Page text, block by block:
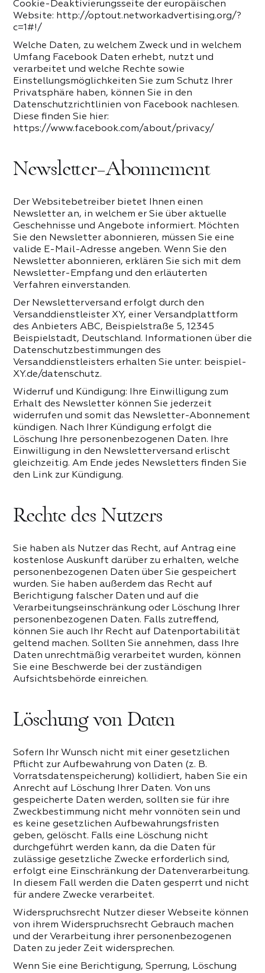
Cookie-Deaktivierungsseite der europäischen
Website: http://optout.networkadvertising.org/?
c=1#!/
Welche Daten, zu welchem Zweck und in welchem
Umfang Facebook Daten erhebt, nutzt und
verarbeitet und welche Rechte sowie
Einstellungsmöglichkeiten Sie zum Schutz Ihrer
Privatsphäre haben, können Sie in den
Datenschutzrichtlinien von Facebook nachlesen.
Diese finden Sie hier:
https://www.facebook.com/about/privacy/
Newsletter-Abonnement
Der Websitebetreiber bietet Ihnen einen
Newsletter an, in welchem er Sie über aktuelle
Geschehnisse und Angebote informiert. Möchten
Sie den Newsletter abonnieren, müssen Sie eine
valide E-Mail-Adresse angeben. Wenn Sie den
Newsletter abonnieren, erklären Sie sich mit dem
Newsletter-Empfang und den erläuterten
Verfahren einverstanden.
Der Newsletterversand erfolgt durch den
Versanddienstleister XY, einer Versandplattform
des Anbieters ABC, Beispielstraße 5, 12345
Beispielstadt, Deutschland. Informationen über die
Datenschutzbestimmungen des
Versanddienstleisters erhalten Sie unter: beispiel-
XY.de/datenschutz.
Widerruf und Kündigung: Ihre Einwilligung zum
Erhalt des Newsletter können Sie jederzeit
widerrufen und somit das Newsletter-Abonnement
kündigen. Nach Ihrer Kündigung erfolgt die
Löschung Ihre personenbezogenen Daten. Ihre
Einwilligung in den Newsletterversand erlischt
gleichzeitig. Am Ende jedes Newsletters finden Sie
den Link zur Kündigung.
Rechte des Nutzers
Sie haben als Nutzer das Recht, auf Antrag eine
kostenlose Auskunft darüber zu erhalten, welche
personenbezogenen Daten über Sie gespeichert
wurden. Sie haben außerdem das Recht auf
Berichtigung falscher Daten und auf die
Verarbeitungseinschränkung oder Löschung Ihrer
personenbezogenen Daten. Falls zutreffend,
können Sie auch Ihr Recht auf Datenportabilität
geltend machen. Sollten Sie annehmen, dass Ihre
Daten unrechtmäßig verarbeitet wurden, können
Sie eine Beschwerde bei der zuständigen
Aufsichtsbehörde einreichen.
Löschung von Daten
Sofern Ihr Wunsch nicht mit einer gesetzlichen
Pflicht zur Aufbewahrung von Daten (z. B.
Vorratsdatenspeicherung) kollidiert, haben Sie ein
Anrecht auf Löschung Ihrer Daten. Von uns
gespeicherte Daten werden, sollten sie für ihre
Zweckbestimmung nicht mehr vonnöten sein und
es keine gesetzlichen Aufbewahrungsfristen
geben, gelöscht. Falls eine Löschung nicht
durchgeführt werden kann, da die Daten für
zulässige gesetzliche Zwecke erforderlich sind,
erfolgt eine Einschränkung der Datenverarbeitung.
In diesem Fall werden die Daten gesperrt und nicht
für andere Zwecke verarbeitet.
Widerspruchsrecht Nutzer dieser Webseite können
von ihrem Widerspruchsrecht Gebrauch machen
und der Verarbeitung ihrer personenbezogenen
Daten zu jeder Zeit widersprechen.
Wenn Sie eine Berichtigung, Sperrung, Löschung